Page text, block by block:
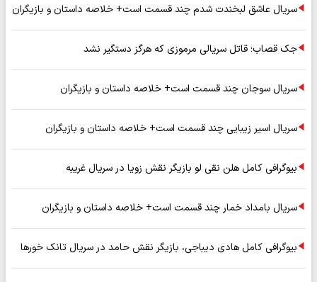
سریال عاشق لبخندت شدم چند قسمت است+ خلاصه داستان و بازیگران
جک قصاب؛ قاتل سریالی مرموزی که هرگز دستگیر نشد
سریال سوجان چند قسمت است+ خلاصه داستان و بازیگران
سریال اسیر زیبایی چند قسمت است+ خلاصه داستان و بازیگران
بیوگرافی کامل هلن نقی لو بازیگر نقش زویا در سریال غریبه
سریال بامداد خمار چند قسمت است+ خلاصه داستان و بازیگران
بیوگرافی کامل هادی دیباجی، بازیگر نقش حامد در سریال تانک خورها